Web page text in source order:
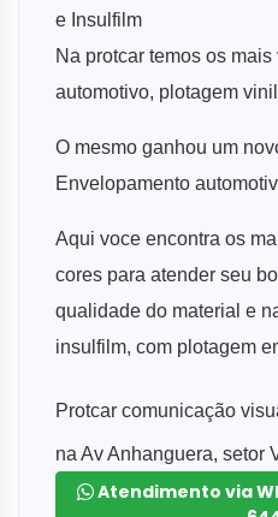
e Insulfilm
Na protcar temos os mais
automotivo, plotagem
O mesmo ganhou um
Envelopamento
Aqui voce encontra os
cores para atender seu
qualidade do material e
insulfilm, com plotagem
Protcar comunicação
na Av Anhanguera, setor
Atendimento via